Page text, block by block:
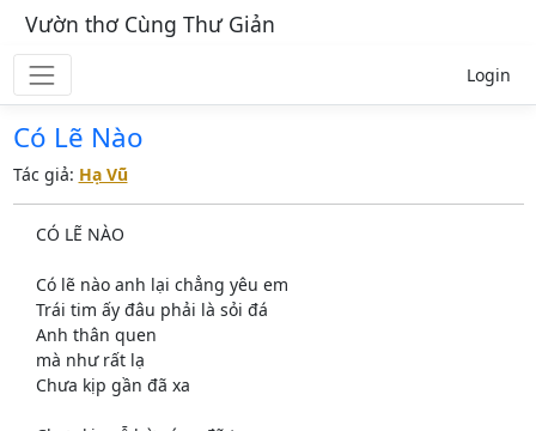
Vườn thơ Cùng Thư Giản
Login
Có Lẽ Nào
Tác giả: Hạ Vũ
CÓ LẼ NÀO
Có lẽ nào anh lại chẳng yêu em
Trái tim ấy đâu phải là sỏi đá
Anh thân quen
mà như rất lạ
Chưa kịp gần đã xa